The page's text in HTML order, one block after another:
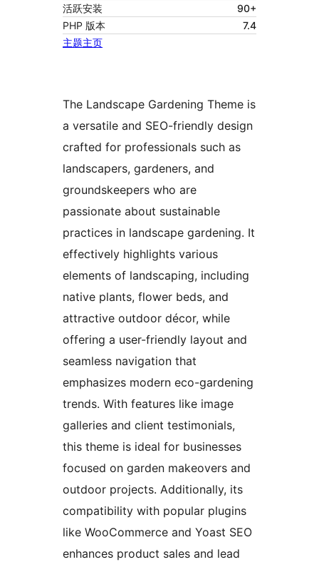
活跃安装
90+
PHP 版本
7.4
主题主页
The Landscape Gardening Theme is
a versatile and SEO-friendly design
crafted for professionals such as
landscapers, gardeners, and
groundskeepers who are
passionate about sustainable
practices in landscape gardening. It
effectively highlights various
elements of landscaping, including
native plants, flower beds, and
attractive outdoor décor, while
offering a user-friendly layout and
seamless navigation that
emphasizes modern eco-gardening
trends. With features like image
galleries and client testimonials,
this theme is ideal for businesses
focused on garden makeovers and
outdoor projects. Additionally, its
compatibility with popular plugins
like WooCommerce and Yoast SEO
enhances product sales and lead